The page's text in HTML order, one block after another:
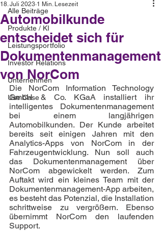
Alle Beiträge
Produkte / KI
Leistungsportfolio
Investor Relations
Unternehmen
Use Case
Automobilkunde
entscheidet sich für
Dokumentenmanagement
von NorCom
18. Juli 2023 1 Min. Lesezeit
Die NorCom Information Technology
GmbH & Co. KGaA installiert ihr
intelligentes Dokumentenmanagement
bei einem langjährigen
Automobilkunden. Der Kunde arbeitet
bereits seit einigen Jahren mit den
Analytics-Apps von NorCom in der
Fahrzeugentwicklung. Nun soll auch
das Dokumentenmanagement über
NorCom abgewickelt werden. Zum
Auftakt wird ein kleines Team mit der
Dokumentenmanagement-App arbeiten,
es besteht das Potenzial, die Installation
schrittweise zu vergrößern. Ebenso
übernimmt NorCom den laufenden
Support.